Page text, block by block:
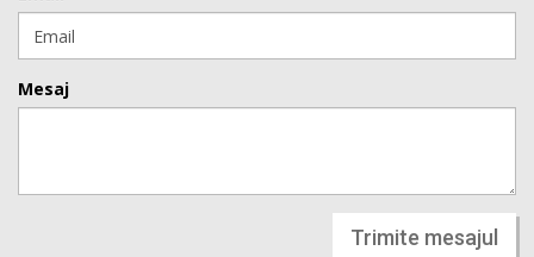
Mesaj
Trimite mesajul